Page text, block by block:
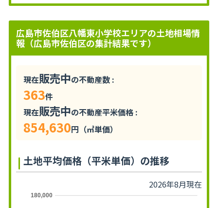
広島市佐伯区八幡東小学校エリアの土地相場情
報（広島市佐伯区の集計結果です）
現在販売中の不動産数 :
363件
現在販売中の不動産平米価格 :
854,630円（㎡単価）
土地平均価格（平米単価）の推移
2026年8月現在
180,000